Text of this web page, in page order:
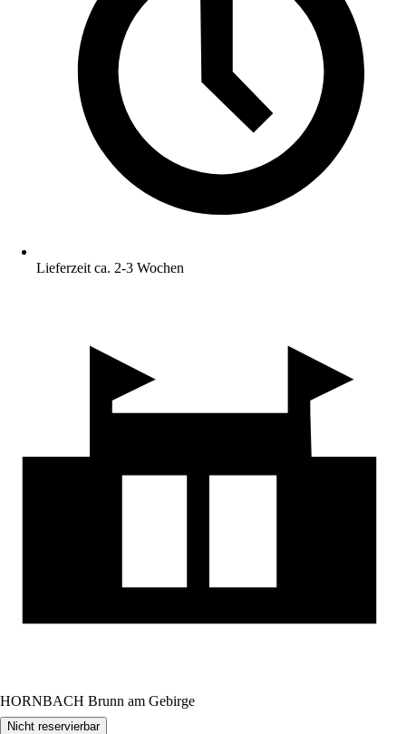
Lieferzeit ca. 2-3 Wochen
HORNBACH Brunn am Gebirge
Nicht reservierbar